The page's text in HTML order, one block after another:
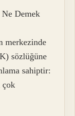
Demek
merkezinde
sözlüğüne
sahiptir:
çok